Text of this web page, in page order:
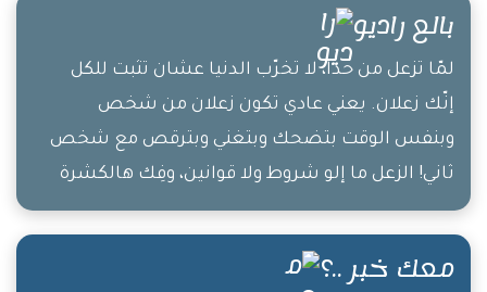
بالع راديو
لمّا تزعل من حدا، لا تخرّب الدنيا عشان تثبت للكل
إنّك زعلان. يعني عادي تكون زعلان من شخص
وبنفس الوقت بتضحك وبتغني وبترقص مع شخص
ثاني! الزعل ما إلو شروط ولا قوانين، وفِك هالكشرة
اللي بتقطع الخميرة من الخبز، اليوم اللي ما بتضحك
معك خبر ..؟